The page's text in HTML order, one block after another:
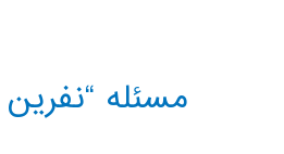
مسئله “نفرین